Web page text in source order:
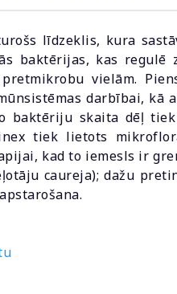
līdzeklis, kura
baktērijas, kas
vielām.
darbībai,
baktēriju skaita dēļ
tiek lietots
kad to iemesls ir
caureja); dažu